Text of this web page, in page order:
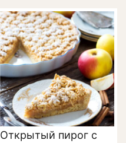
Открытый пирог с